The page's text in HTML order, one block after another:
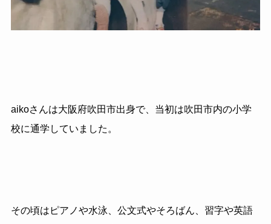
aikoさんは大阪府吹田市出身で、当初は吹田市内の小学
校に通学していました。
その頃はピアノや水泳、公文式やそろばん、習字や英語